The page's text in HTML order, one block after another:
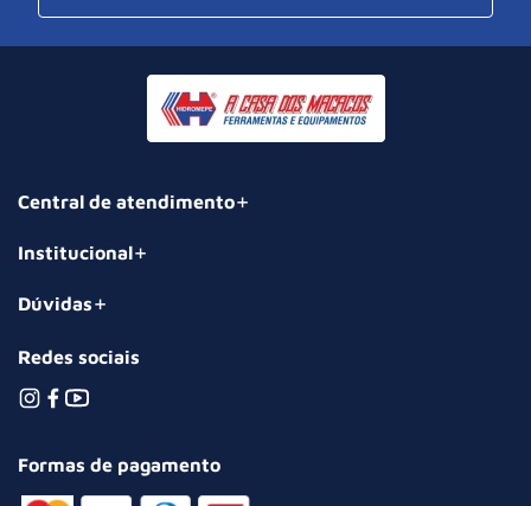
Central de atendimento
Institucional
Dúvidas
Redes sociais
Formas de pagamento